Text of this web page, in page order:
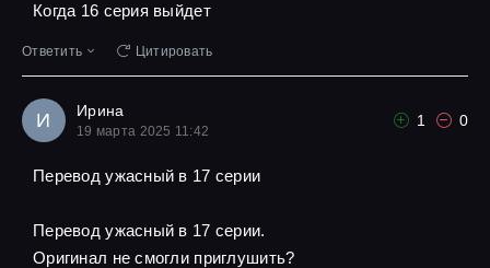
Когда 16 серия выйдет
Ответить Цитировать
И Ирина
19 марта 2025 11:42
1 0
Перевод ужасный в 17 серии
Перевод ужасный в 17 серии.
Оригинал не смогли приглушить?